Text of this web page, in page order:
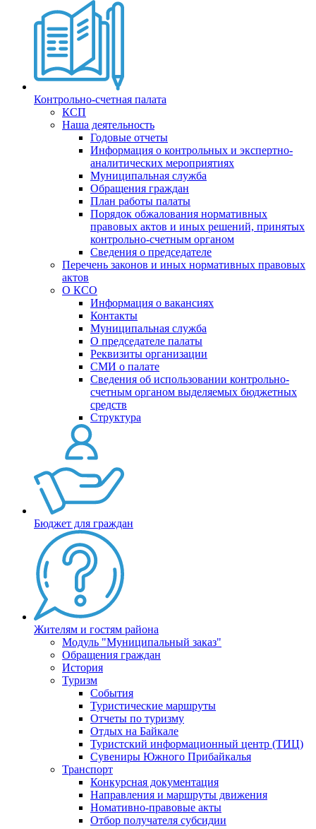
Контрольно-счетная палата
КСП
Наша деятельность
Годовые отчеты
Информация о контрольных и экспертно-
аналитических мероприятиях
Муниципальная служба
Обращения граждан
План работы палаты
Порядок обжалования нормативных
правовых актов и иных решений, принятых
контрольно-счетным органом
Сведения о председателе
Перечень законов и иных нормативных правовых
актов
О КСО
Информация о вакансиях
Контакты
Муниципальная служба
О председателе палаты
Реквизиты организации
СМИ о палате
Сведения об использовании контрольно-
счетным органом выделяемых бюджетных
средств
Структура
Бюджет для граждан
Жителям и гостям района
Модуль "Муниципальный заказ"
Обращения граждан
История
Туризм
События
Туристические маршруты
Отчеты по туризму
Отдых на Байкале
Туристский информационный центр (ТИЦ)
Сувениры Южного Прибайкалья
Транспорт
Конкурсная документация
Направления и маршруты движения
Номативно-правовые акты
Отбор получателя субсидии